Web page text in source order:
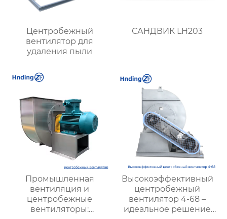
Центробежный
вентилятор для
удаления пыли
САНДВИК LH203
Промышленная
вентиляция и
центробежные
вентиляторы:
Высокоэффективный
центробежный
вентилятор 4-68 –
идеальное решение